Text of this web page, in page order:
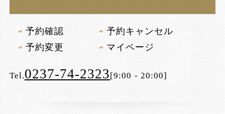
予約確認
予約キャンセル
予約変更
マイページ
Tel.0237-74-2323[9:00 - 20:00]